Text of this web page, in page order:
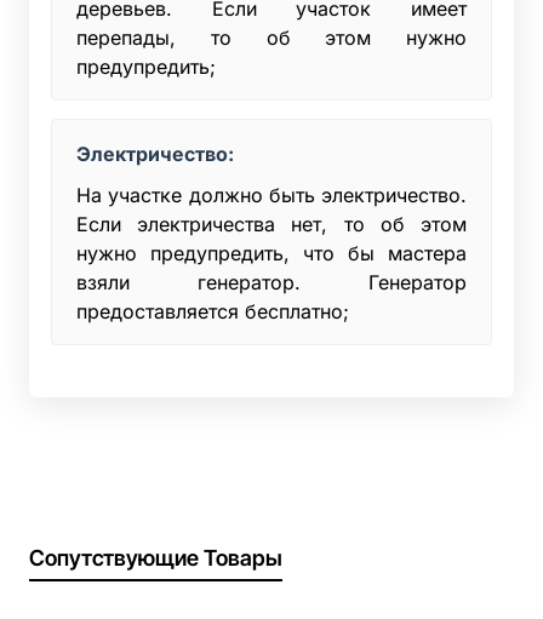
деревьев. Если участок имеет
перепады, то об этом нужно
предупредить;
Электричество:
На участке должно быть электричество.
Если электричества нет, то об этом
нужно предупредить, что бы мастера
взяли генератор. Генератор
предоставляется бесплатно;
Сопутствующие Товары